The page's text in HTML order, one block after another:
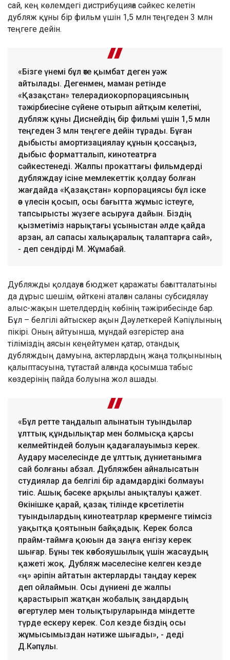
сай, кең көлемдегі дистрибуцияға сәйкес келетін
дубляж құны бір фильм үшін 1,5 млн теңгеден 3 млн
теңгеге дейін.
«Бізге үнемі бұл өте қымбат деген уәж
айтылады. Дегенмен, маман ретінде
«Қазақстан» телерадиокорпорациясының
тәжірбиесіне сүйене отырып айтқым келетіні,
дубляж құны Диснейдің бір фильмі үшін 1,5 млн
теңгеден 3 млн теңгеге дейін тұрады. Бұған
дыбысты амортизациялау құнын қоссаңыз,
дыбыс форматталып, кинотеатрға
сәйкестенеді. Жалпы прокаттағы фильмдерді
дубляждау ісіне мемлекеттік қолдау болған
жағдайда «Қазақстан» корпорациясы бұл іске
өз үлесін қосып, осы бағытта жұмыс істеуге,
тапсырысты жүзеге асыруға дайын. Біздің
қызметіміз нарықтағы ұсыныстан әлде қайда
арзан, ал сапасы халықаралық талаптарға сай»,
- деп сендірді М. Жұмабай.
Дубляжды қолдауға бюджет қаражаты бағытталатыны
да дұрыс шешім, өйткені аталған саланы субсидялау
алыс-жақын шетелдердің көбінің тәжірибесінде бар.
Бұл – белгілі айтыскер ақын Дәулеткерей Кәпіұлының
пікірі. Оның айтуынша, мұндай өзгерістер ана
тіліміздің аясын кеңейтумен қатар, отандық
дубляждың дамуына, актерлардың жаңа толқынының
қалыптасуына, тұтастай алғанда қосымша табыс
көздерінің пайда болуына жол ашады.
«Бұл ретте таңдалып алынатын туындылар
ұлттық құндылықтар мен болмысқа қарсы
келмейтіндей болуын қадағалауымыз керек.
Аудару мәселесінде де ұлттық дүниетанымға
сай болғаны абзал. Дубляжбен айналысатын
студиялар да белгілі бір адамдардікі болмауы
тиіс. Ашық бәсеке арқылы анықталуы қажет.
Өкінішке қарай, қазақ тілінде көрсетілетін
туындылардың кинотеатрлар көрерменге тиімсіз
уақытқа қоятынын байқадық. Керек болса
прайм-таймға қоюын да заңға енгізу керек
шығар. Бұны тек көзбояушылық үшін жасаудың
қажеті жоқ. Дубляж мәселесіне келген кезде
«ң» әріпін айтатын актерларды таңдау керек
деп ойлаймын. Осы дүниені де жалпы
қарастырып жатқан жобалық заңдардың
өзгертулер мен толықтыруларында міндетте
түрде ескеру керек. Сол кезде біздің осы
жұмысымыздан нәтиже шығады», - деді
Д.Кәпұлы.